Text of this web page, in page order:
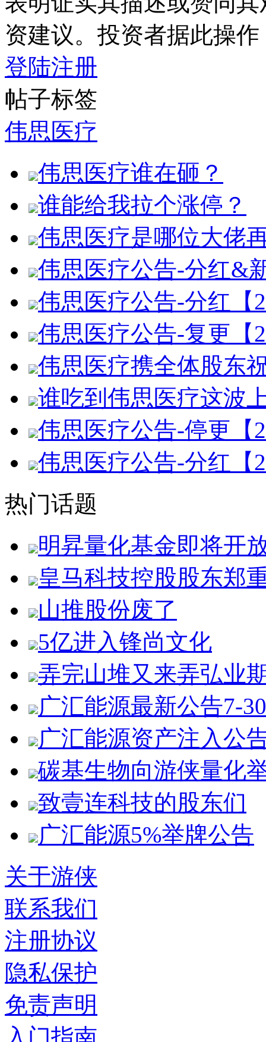
资建议。投资者据此操
登陆注册
帖子标签
伟思医疗
伟思医疗谁在砸？
谁能给我拉个涨停？
伟思医疗是哪位大佬
伟思医疗公告-分红&
伟思医疗公告-分红【
伟思医疗公告-复更【
伟思医疗携全体股东
谁吃到伟思医疗这波
伟思医疗公告-停更【
伟思医疗公告-分红【
热门话题
明昇量化基金即将开
皇马科技控股股东郑
山推股份废了
5亿进入锋尚文化
弄完山堆又来弄弘业
广汇能源最新公告7-30
广汇能源资产注入公
碳基生物向游侠量化
致壹连科技的股东们
广汇能源5%举牌公告
关于游侠
联系我们
注册协议
隐私保护
免责声明
入门指南